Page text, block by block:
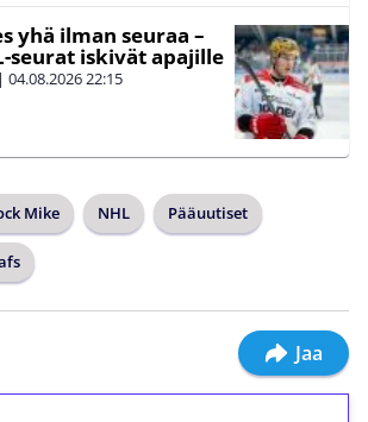
yhä ilman seuraa –
seurat iskivät apajille
| 04.08.202622:15
Mike NHL Pääuutiset
Jaa